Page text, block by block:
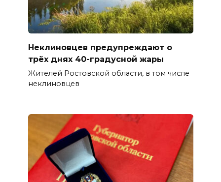
Неклиновцев предупреждают о
трёх днях 40-градусной жары
Жителей Ростовской области, в том числе
неклиновцев